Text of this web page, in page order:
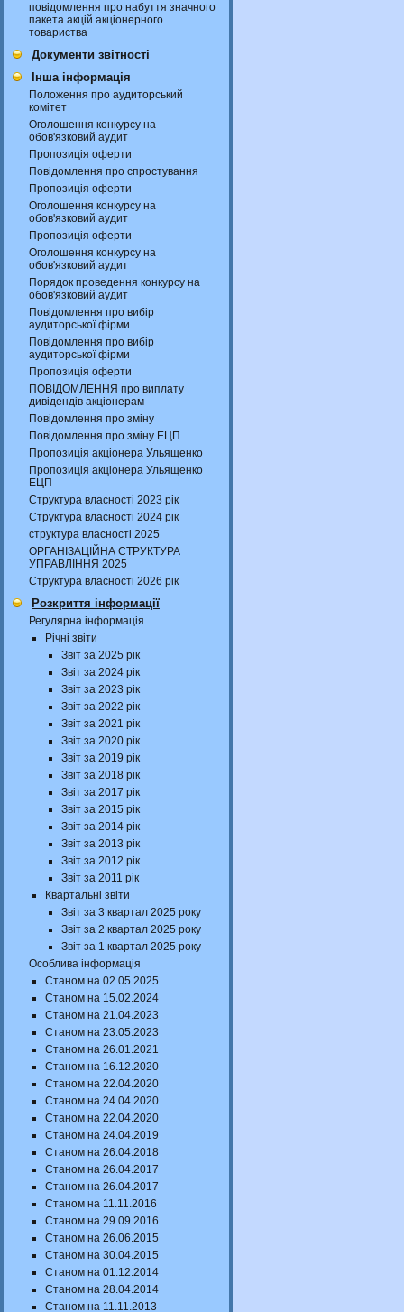
повідомлення про набуття значного
пакета акцій акціонерного
товариства
Документи звітності
Інша інформація
Положення про аудиторський
комітет
Оголошення конкурсу на
обов'язковий аудит
Пропозиція оферти
Повідомлення про спростування
Пропозиція оферти
Оголошення конкурсу на
обов'язковий аудит
Пропозиція оферти
Оголошення конкурсу на
обов'язковий аудит
Порядок проведення конкурсу на
обов'язковий аудит
Повідомлення про вибір
аудиторської фірми
Повідомлення про вибір
аудиторської фірми
Пропозиція оферти
ПОВІДОМЛЕННЯ про виплату
дивідендів акціонерам
Повідомлення про зміну
Повідомлення про зміну ЕЦП
Пропозиція акціонера Ульященко
Пропозиція акціонера Ульященко
ЕЦП
Структура власності 2023 рік
Структура власності 2024 рік
структура власності 2025
ОРГАНІЗАЦІЙНА СТРУКТУРА
УПРАВЛІННЯ 2025
Структура власності 2026 рік
Розкриття інформації
Регулярна інформація
Річні звіти
Звіт за 2025 рік
Звіт за 2024 рік
Звіт за 2023 рік
Звіт за 2022 рік
Звіт за 2021 рік
Звіт за 2020 рік
Звіт за 2019 рік
Звіт за 2018 рік
Звіт за 2017 рік
Звіт за 2015 рік
Звіт за 2014 рік
Звіт за 2013 рік
Звіт за 2012 рік
Звіт за 2011 рік
Квартальні звіти
Звіт за 3 квартал 2025 року
Звіт за 2 квартал 2025 року
Звіт за 1 квартал 2025 року
Особлива інформація
Станом на 02.05.2025
Станом на 15.02.2024
Станом на 21.04.2023
Станом на 23.05.2023
Станом на 26.01.2021
Станом на 16.12.2020
Станом на 22.04.2020
Станом на 24.04.2020
Станом на 22.04.2020
Станом на 24.04.2019
Станом на 26.04.2018
Станом на 26.04.2017
Станом на 26.04.2017
Станом на 11.11.2016
Станом на 29.09.2016
Станом на 26.06.2015
Станом на 30.04.2015
Станом на 01.12.2014
Станом на 28.04.2014
Станом на 11.11.2013